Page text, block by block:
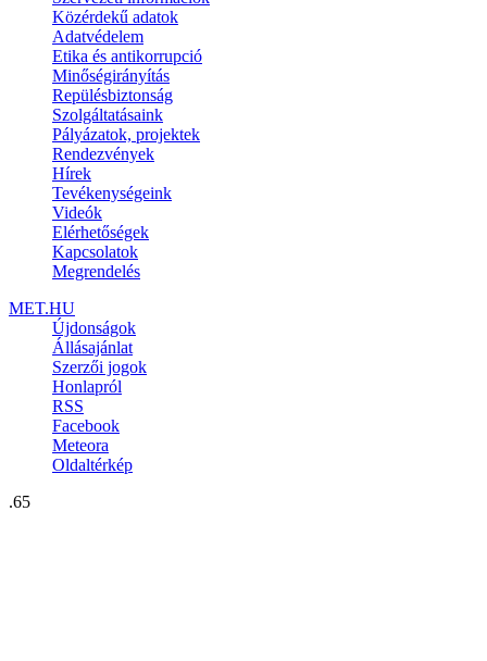
Közérdekű adatok
Adatvédelem
Etika és antikorrupció
Minőségirányítás
Repülésbiztonság
Szolgáltatásaink
Pályázatok, projektek
Rendezvények
Hírek
Tevékenységeink
Videók
Elérhetőségek
Kapcsolatok
Megrendelés
MET.HU
Újdonságok
Állásajánlat
Szerzői jogok
Honlapról
RSS
Facebook
Meteora
Oldaltérkép
.65